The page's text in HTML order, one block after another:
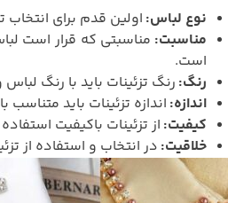
نوع لباس: اولین قدم برای
مناسبت: مناسبتی که قرار است
است.
رنگ: رنگ تزئینات باید با رنگ
اندازه:اندازه تزئینات باید
کیفیت:از تزئینات باکیفیت
خلاقیت: در انتخاب و استفاده از